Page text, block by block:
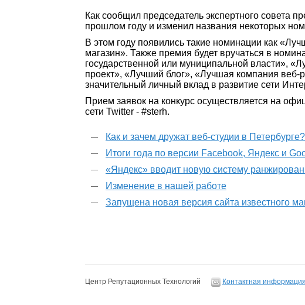
Как сообщил председатель экспертного
прошлом году и изменил названия некоторых
В этом году появились такие номинации как
магазин». Также премия будет вручаться в
государственной или муниципальной власти»,
проект», «Лучший блог», «Лучшая компания веб-
значительный личный вклад в развитие сети
Прием заявок на конкурс осуществляется на
сети Twitter - #sterh.
Как и зачем дружат веб-студии в Петербурге?
Итоги года по версии Facebook, Яндекс и
«Яндекс» вводит новую систему
Изменение в нашей работе
Запущена новая версия сайта известного
Центр Репутационных Технологий Контактная информация